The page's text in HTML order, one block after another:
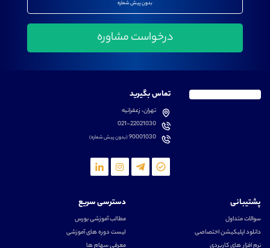
بدون پیش شماره
تماس بگیرید
تهران، زعفرانیه
021-22021030
90001030(بدون پیش شماره)
پشتیبانی
سوالات متداول
دانلود اپلیکیشن اختصاصی
نرم افزار های کاربردی
دسترسی سریع
مطالب آموزشی بورس
لیست دوره های آموزشی
معرفی سهام ها